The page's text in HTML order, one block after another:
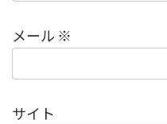
メール ※
サイト